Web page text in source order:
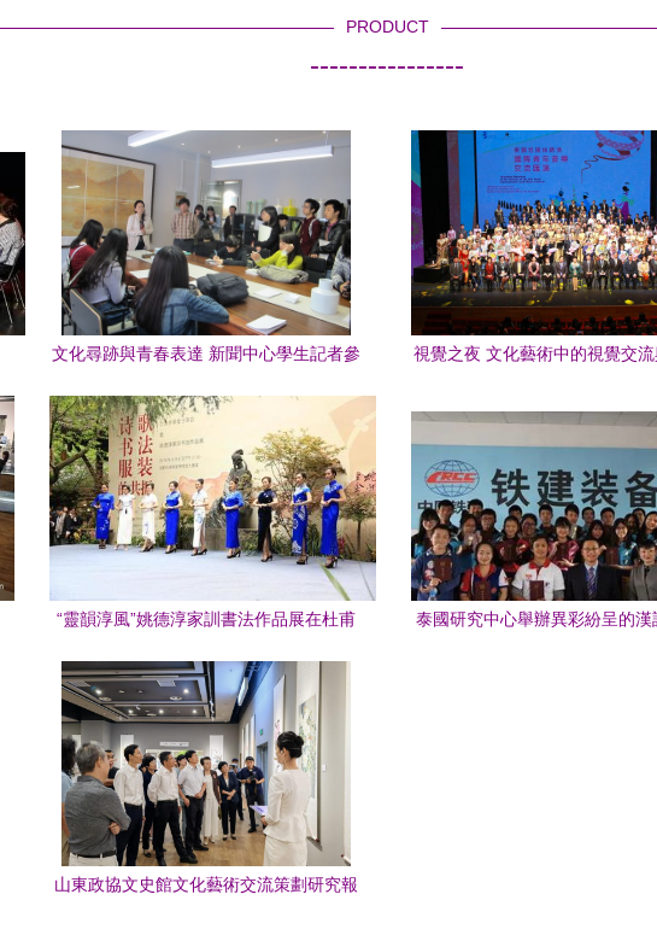
PRODUCT
----------------
文化尋跡與青春表達 新聞中心學生記者參
視覺之夜 文化藝術中的視覺交
“靈韻淳風”姚德淳家訓書法作品展在杜甫
泰國研究中心舉辦異彩紛呈的漢
山東政協文史館文化藝術交流策劃研究報